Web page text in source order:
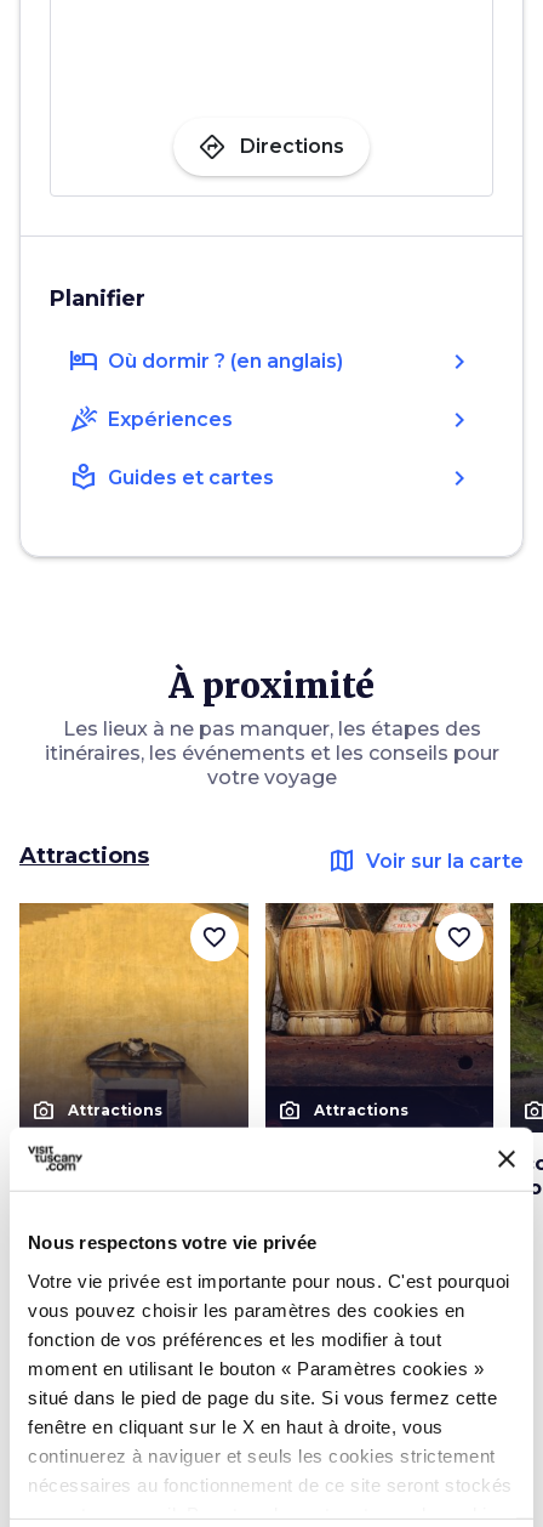
Nous respectons votre vie privée
Votre vie privée est importante pour nous. C'est pourquoi
vous pouvez choisir les paramètres des cookies en
fonction de vos préférences et les modifier à tout
moment en utilisant le bouton « Paramètres cookies »
situé dans le pied de page du site. Si vous fermez cette
fenêtre en cliquant sur le X en haut à droite, vous
continuerez à naviguer et seuls les cookies strictement
nécessaires au fonctionnement de ce site seront stockés
directions Directions
Planifier
hotel Où dormir ? (en anglais) chevron_right
celebration Expériences chevron_right
local_library Guides et cartes chevron_right
À proximité
Les lieux à ne pas manquer, les étapes des
itinéraires, les événements et les conseils pour
votre voyage
Attractions map Voir sur la carte
photo_camera Attractions
Église paroissiale
Pieve di San Niccolò
favorite_border
photo_camera Attractions
paysanne de
favorite_border
Idées map Voir sur la carte
favorite_border favorite_border